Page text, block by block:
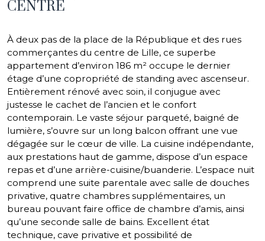
CENTRE
À deux pas de la place de la République et des rues
commerçantes du centre de Lille, ce superbe
appartement d’environ 186 m² occupe le dernier
étage d’une copropriété de standing avec ascenseur.
Entièrement rénové avec soin, il conjugue avec
justesse le cachet de l’ancien et le confort
contemporain. Le vaste séjour parqueté, baigné de
lumière, s’ouvre sur un long balcon offrant une vue
dégagée sur le cœur de ville. La cuisine indépendante,
aux prestations haut de gamme, dispose d’un espace
repas et d’une arrière-cuisine/buanderie. L’espace nuit
comprend une suite parentale avec salle de douches
privative, quatre chambres supplémentaires, un
bureau pouvant faire office de chambre d’amis, ainsi
qu’une seconde salle de bains. Excellent état
technique, cave privative et possibilité de